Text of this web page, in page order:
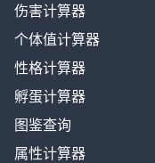
伤害计算器
个体值计算器
性格计算器
孵蛋计算器
图鉴查询
属性计算器